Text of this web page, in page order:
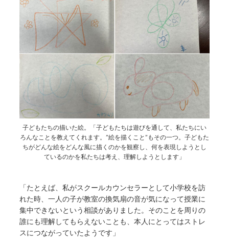
子どもたちの描いた絵。「子どもたちは遊びを通して、私たちにい
ろんなことを教えてくれます。”絵を描くこと”もその一つ。子どもた
ちがどんな絵をどんな風に描くのかを観察し、何を表現しようとし
ているのかを私たちは考え、理解しようとします」
「たとえば、私がスクールカウンセラーとして小学校を訪
れた時、一人の子が教室の換気扇の音が気になって授業に
集中できないという相談がありました。そのことを周りの
誰にも理解してもらえないことも、本人にとってはストレ
スにつながっていたようです」